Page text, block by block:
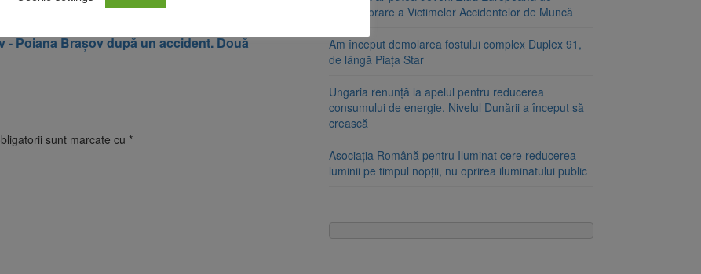
- Poiana Brașov după un accident. Două
sunt marcate cu *
Comemorare a Victimelor Accidentelor de Muncă
Am început demolarea fostului complex Duplex 91,
de lângă Piața Star
Ungaria renunță la apelul pentru reducerea
consumului de energie. Nivelul Dunării a început să
crească
Asociația Română pentru Iluminat cere reducerea
luminii pe timpul nopții, nu oprirea iluminatului public